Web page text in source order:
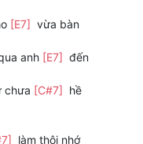
[E7] vừa bàn
anh [E7] đến
chưa [C#7] hề
làm thôi nhớ